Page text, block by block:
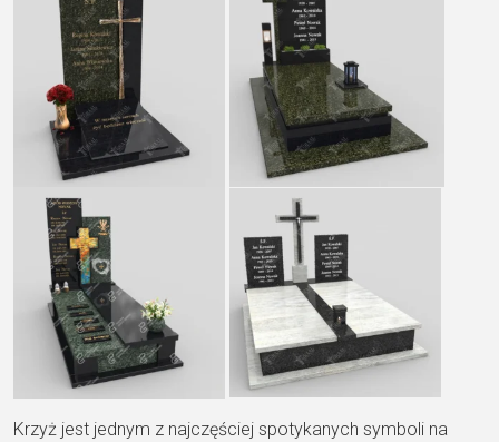
Krzyż jest jednym z najczęściej spotykanych symboli na